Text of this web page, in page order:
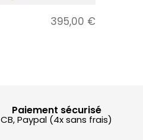
395,00 €
Paiement sécurisé
CB, Paypal (4x sans frais)